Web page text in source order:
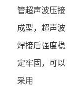
管超声波压接
成型，超声波
焊接后强度稳
定牢固，可以
采用